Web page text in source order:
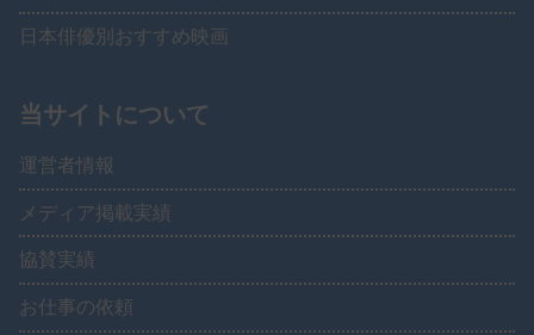
日本俳優別おすすめ映画
当サイトについて
運営者情報
メディア掲載実績
協賛実績
お仕事の依頼